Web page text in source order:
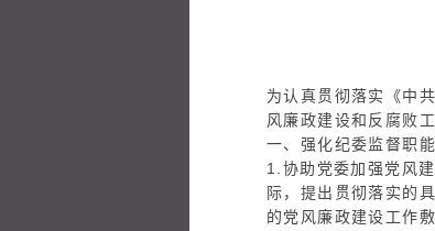
音党
为认真贯彻落实《中
风廉政建设和反腐败
一、强化纪委监督职能
1.协助党委加强党风
际，提出贯彻落实的
的党风廉政建设工作